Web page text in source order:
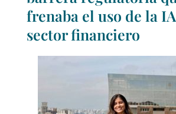
frenaba el uso de la
sector financiero